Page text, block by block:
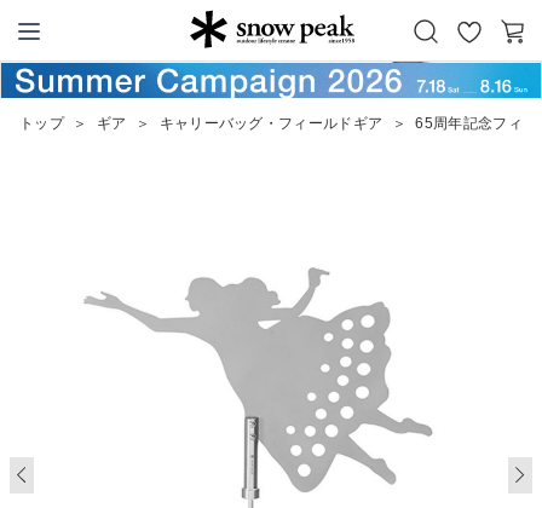
Snow Peak
お
気
に
カ
ー
トップ ＞ ギア ＞ キャリーバッグ・フィールドギア ＞ 65周年記念フィー